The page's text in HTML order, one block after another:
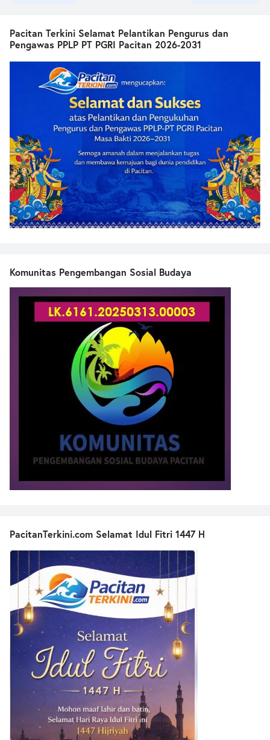
Pacitan Terkini Selamat Pelantikan Pengurus dan
Pengawas PPLP PT PGRI Pacitan 2026-2031
Komunitas Pengembangan Sosial Budaya
PacitanTerkini.com Selamat Idul Fitri 1447 H